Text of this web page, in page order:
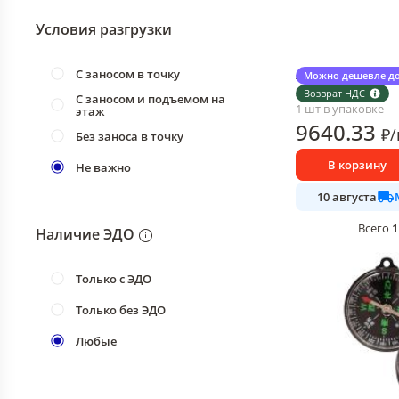
Условия разгрузки
С заносом в точку
С заносом и подъемом на
этаж
Без заноса в точку
Не важно
Наличие ЭДО
Только с ЭДО
Только без ЭДО
Любые
Можно дешевле
Возврат НДС
Лодка
230х130 см.
1 шт в упаковке
9640.33 ₽/
В корзину
10 августа
Всего 1